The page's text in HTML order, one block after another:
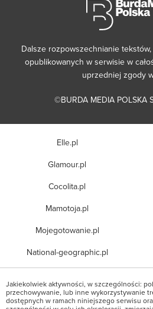
Dalsze rozpowszechnianie
opublikowanych w serwisie w
uprzedniej zgody
©BURDA MEDIA POLSKA
Elle.pl
Glamour.pl
Cocolita.pl
Mamotoja.pl
Mojegotowanie.pl
National-geographic.pl
Jakiekolwiek aktywności, w szczególności:
przechowywanie, lub inne wykorzystywanie
dostępnych w ramach niniejszego serwisu